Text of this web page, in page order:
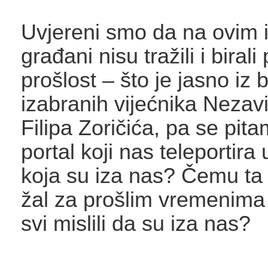
Uvjereni smo da na ovim
građani nisu tražili i birali
prošlost – što je jasno iz
izabranih vijećnika
Filipa Zoričića, pa se
portal koji nas teleportira
koja su iza nas? Čemu
žal za prošlim
svi mislili da su iza nas?